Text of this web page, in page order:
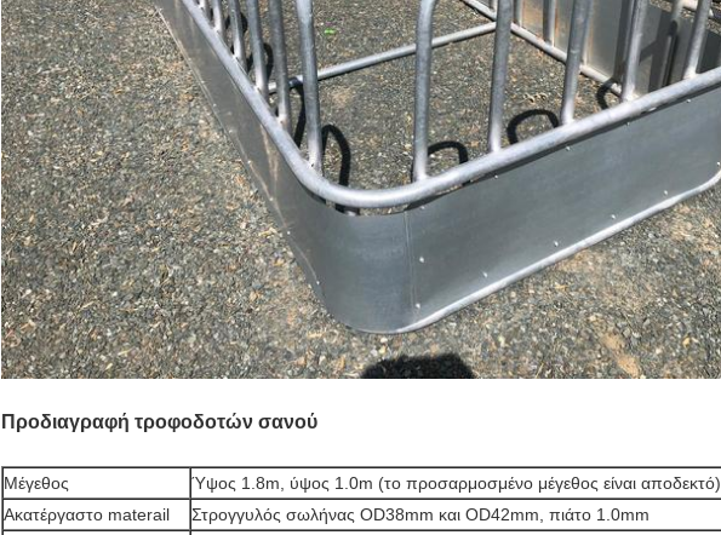
Προδιαγραφή τροφοδοτών σανού
Μέγεθος
Ύψος 1.8m, ύψος 1.0m (το προσαρμοσμένο μέγεθος είναι αποδεκτό)
Ακατέργαστο materail
Στρογγυλός σωλήνας OD38mm και OD42mm, πιάτο 1.0mm